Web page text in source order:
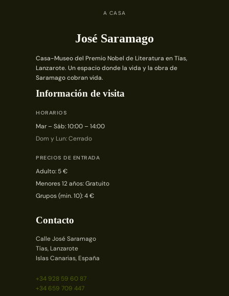
A CASA
José Saramago
Casa-Museo del Premio Nobel de Literatura en Tías,
Lanzarote. Un espacio donde la vida y la obra de
Saramago cobran vida.
Información de visita
HORARIOS
Mar – Sáb: 10:00 – 14:00
Dom y Lun: Cerrado
PRECIOS DE ENTRADA
Adulto: 5 €
Menores 12 años: Gratuito
Grupos (min. 10): 4 €
Contacto
Calle José Saramago
Tías, Lanzarote
Islas Canarias, España
+34 928 59 60 87
+34 659 709 447